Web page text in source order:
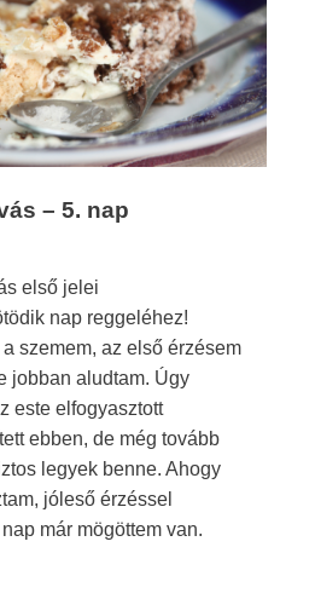
– 5. nap
első jelei
nap reggeléhez!
szemem, az első érzésem
jobban aludtam. Úgy
este elfogyasztott
ebben, de még tovább
legyek benne. Ahogy
jóleső érzéssel
már mögöttem van.